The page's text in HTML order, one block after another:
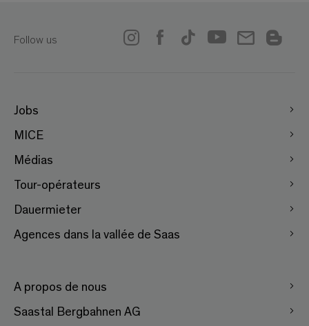
Follow us
Jobs
MICE
Médias
Tour-opérateurs
Dauermieter
Agences dans la vallée de Saas
A propos de nous
Saastal Bergbahnen AG